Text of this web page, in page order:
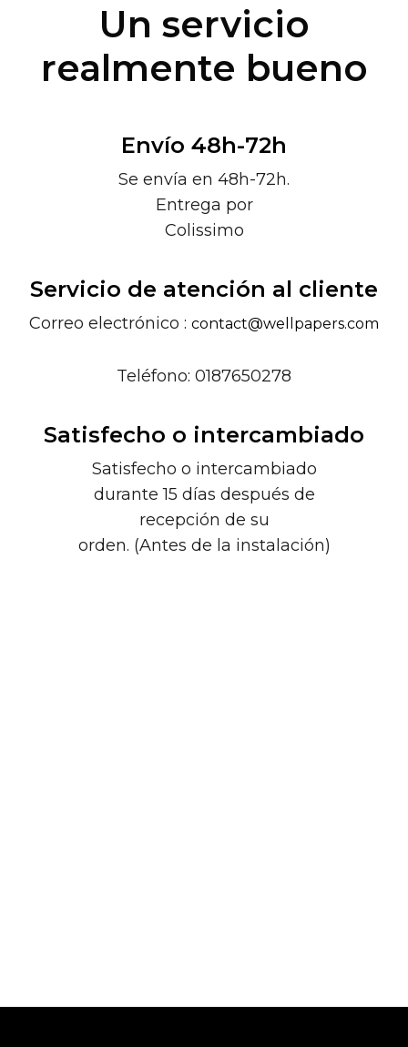
Un servicio
realmente bueno
Envío 48h-72h
Se envía en 48h-72h.
Entrega por
Colissimo
Servicio de atención al cliente
Correo electrónico : contact@wellpapers.com
Teléfono: 0187650278
Satisfecho o intercambiado
Satisfecho o intercambiado
durante 15 días después de
recepción de su
orden. (Antes de la instalación)